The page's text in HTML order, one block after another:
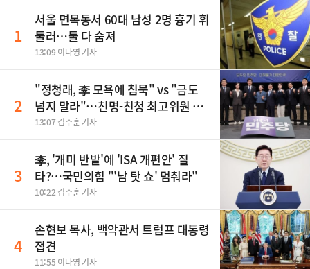
1
서울 면목동서 60대 남성 2명 흉기 휘
둘러…둘 다 숨져
13:09 이나영 기자
2
"정청래, 李 모욕에 침묵" vs "금도
넘지 말라"…친명-친청 최고위원 후
보, 제주서 격돌
13:07 김주훈 기자
3
李, '개미 반발'에 'ISA 개편안' 질
타?…국민의힘 "'남 탓 쇼' 멈춰라"
10:22 김주훈 기자
4
손현보 목사, 백악관서 트럼프 대통령
접견
11:55 이나영 기자